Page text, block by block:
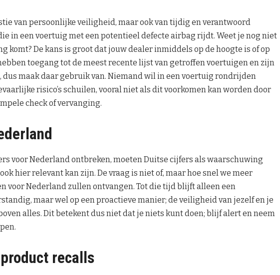
van persoonlijke veiligheid, maar ook van tijdig en verantwoord
in een voertuig met een potentieel defecte airbag rijdt. Weet je nog niet
komt? De kans is groot dat jouw dealer inmiddels op de hoogte is of op
toegang tot de meest recente lijst van getroffen voertuigen en zijn
maak daar gebruik van. Niemand wil in een voertuig rondrijden
risico’s schuilen, vooral niet als dit voorkomen kan worden door
check of vervanging.
voor Nederland ontbreken, moeten Duitse cijfers als waarschuwing
hier relevant kan zijn. De vraag is niet of, maar hoe snel we meer
voor Nederland zullen ontvangen. Tot die tijd blijft alleen een
maar wel op een proactieve manier; de veiligheid van jezelf en je
alles. Dit betekent dus niet dat je niets kunt doen; blijf alert en neem
recalls